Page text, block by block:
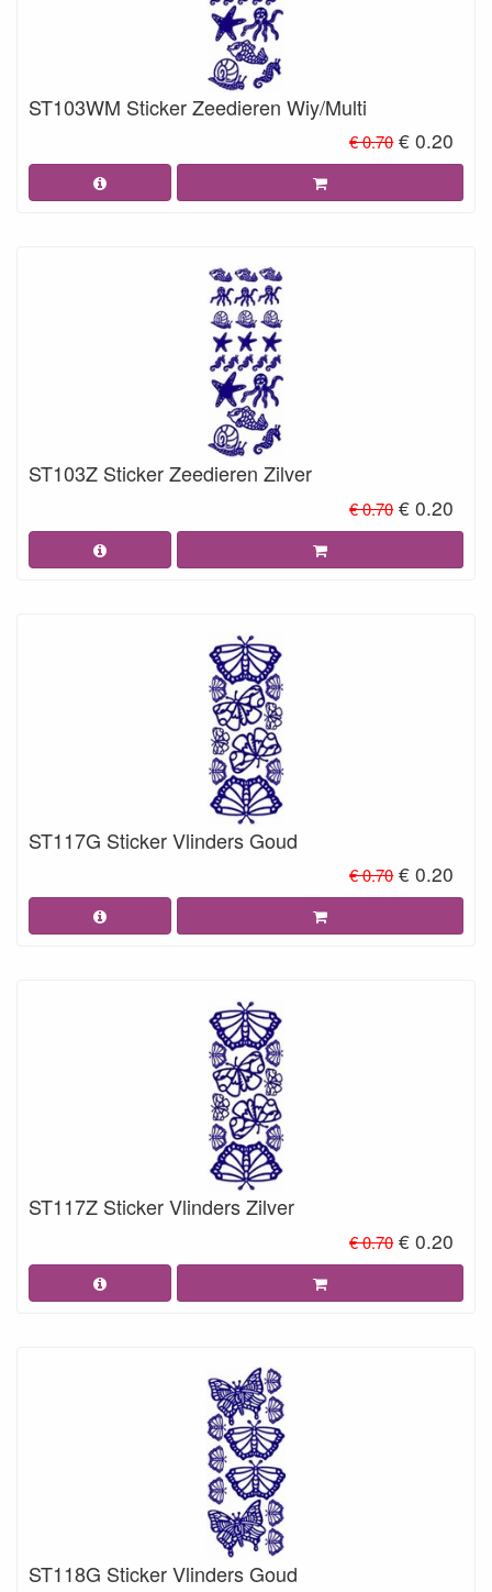
ST103WM Sticker Zeedieren Wiy/Multi
€ 0.70 € 0.20
ST103Z Sticker Zeedieren Zilver
€ 0.70 € 0.20
ST117G Sticker Vlinders Goud
€ 0.70 € 0.20
ST117Z Sticker Vlinders Zilver
€ 0.70 € 0.20
ST118G Sticker Vlinders Goud